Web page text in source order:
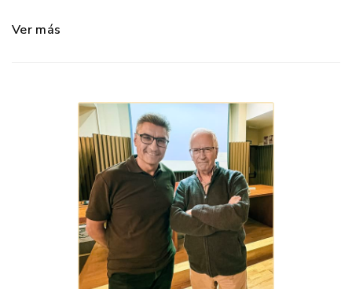
Ver más